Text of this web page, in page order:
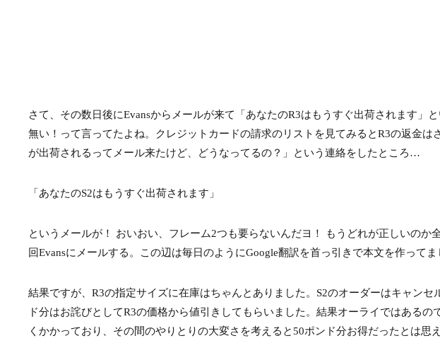
さて、その数日後にEvansからメールが来て「あなたのR3はもうすぐ出荷されます」
無い！って言ってたよね。クレジットカードの請求のリストを見てみるとR3の返金は
が出荷されるってメール来たけど、どうなってるの？」という連絡をしたところ…
「あなたのS2はもうすぐ出荷されます」
というメールが！ おいおい、フレーム2つも要らないんだヨ！ もうどれが正しいの
回Evansにメールする。この辺は毎日のようにGoogle翻訳を首っ引きで本文を作ってま
結果ですが、R3の指定サイズに在庫はちゃんとありました。S2のオーダーはキャン
ド分はお詫びとしてR3の価格から値引きしてもらいました。結果オーライではある
くかかっており、その間のやりとりの大変さを考えると50ポンド分お得だったとは思